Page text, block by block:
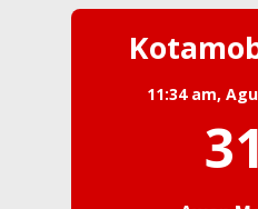
11:34 am,
31